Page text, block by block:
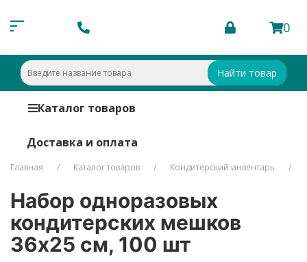
0
Найти товар
Каталог товаров
Доставка и оплата
Главная Каталог товаров Кондитерский инвентарь
Набор одноразовых
кондитерских мешков
36х25 см, 100 шт